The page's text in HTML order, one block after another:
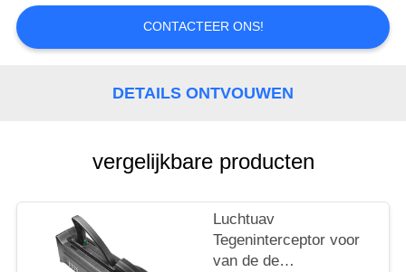
SITEMAP
CONTACTEER ONS!
DETAILS ONTVOUWEN
vergelijkbare producten
Luchtuav
Tegeninterceptor voor
van de de